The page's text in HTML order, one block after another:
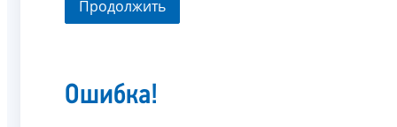
Продолжить
Ошибка!